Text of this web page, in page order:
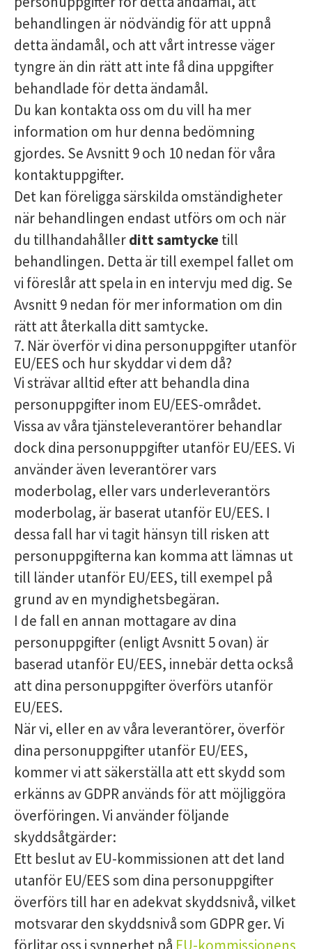
behandlingen är nödvändig för att uppnå
detta ändamål, och att vårt intresse väger
tyngre än din rätt att inte få dina uppgifter
behandlade för detta ändamål.
Du kan kontakta oss om du vill ha mer
information om hur denna bedömning
gjordes. Se Avsnitt 9 och 10 nedan för våra
kontaktuppgifter.
Det kan föreligga särskilda omständigheter
när behandlingen endast utförs om och när
du tillhandahållerditt samtycketill
behandlingen. Detta är till exempel fallet om
vi föreslår att spela in en intervju med dig. Se
Avsnitt 9 nedan för mer information om din
rätt att återkalla ditt samtycke.
7. När överför vi dina personuppgifter utanför
EU/EES och hur skyddar vi dem då?
Vi strävar alltid efter att behandla dina
personuppgifter inom EU/EES-området.
Vissa av våra tjänsteleverantörer behandlar
dock dina personuppgifter utanför EU/EES. Vi
använder även leverantörer vars
moderbolag, eller vars underleverantörs
moderbolag, är baserat utanför EU/EES. I
dessa fall har vi tagit hänsyn till risken att
personuppgifterna kan komma att lämnas ut
till länder utanför EU/EES, till exempel på
grund av en myndighetsbegäran.
I de fall en annan mottagare av dina
personuppgifter (enligt Avsnitt 5 ovan) är
baserad utanför EU/EES, innebär detta också
att dina personuppgifter överförs utanför
EU/EES.
När vi, eller en av våra leverantörer, överför
dina personuppgifter utanför EU/EES,
kommer vi att säkerställa att ett skydd som
erkänns av GDPR används för att möjliggöra
överföringen. Vi använder följande
skyddsåtgärder:
Ett beslut av EU-kommissionen att det land
utanför EU/EES som dina personuppgifter
överförs till har en adekvat skyddsnivå, vilket
motsvarar den skyddsnivå som GDPR ger. Vi
förlitar oss i synnerhet på EU-kommissionens